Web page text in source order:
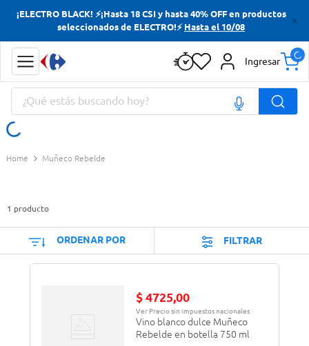
¡ELECTRO BLACK! ⚡¡Hasta 18 CSI y hasta 40% OFF en productos
seleccionados de ELECTRO!⚡ Hasta el 10/08
Ingresar
¿Qué estás buscando hoy?
Muñeco Rebelde
1 producto
ORDENAR POR FILTRAR
$ 4725,00
Ver Precio sin impuestos nacionales
Vino blanco dulce Muñeco
Rebelde en botella 750 ml
Términos más buscados
Yerba
Doves
Términos más buscados
Yerba
Cerveza
Doves
Papas Fritas